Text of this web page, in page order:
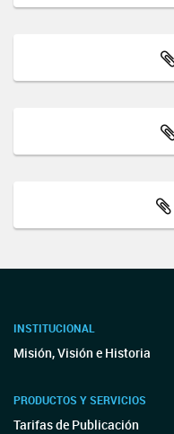
INSTITUCIONAL
Misión, Visión e Historia
PRODUCTOS Y SERVICIOS
Tarifas de Publicación